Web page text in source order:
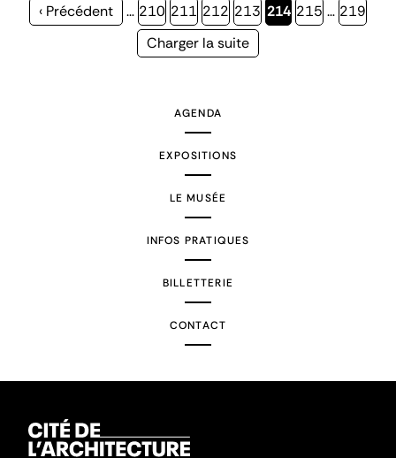
Page
‹ Précédent … Page
210 Page
211 Page
212 Page
213 Page
214 Page
215 … Page
219
Page
Charger la suite
AGENDA
EXPOSITIONS
LE MUSÉE
INFOS PRATIQUES
BILLETTERIE
CONTACT